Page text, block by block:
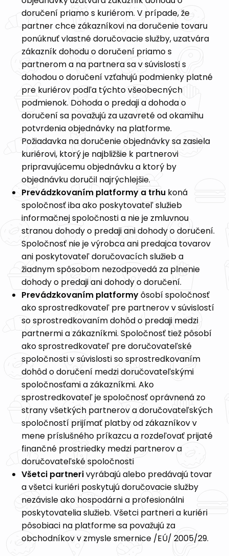
doručení priamo s kuriérom. V prípade, že
partner chce zákazníkovi na doručenie tovaru
ponúknuť vlastné doručovacie služby, uzatvára
zákazník dohodu o doručení priamo s
partnerom a na partnera sa v súvislosti s
dohodou o doručení vzťahujú podmienky platné
pre kuriérov podľa týchto všeobecných
podmienok. Dohoda o predaji a dohoda o
doručení sa považujú za uzavreté od okamihu
potvrdenia objednávky na platforme.
Požiadavka na doručenie objednávky sa zasiela
kuriérovi, ktorý je najbližšie k partnerovi
pripravujúcemu objednávku a ktorý by
objednávku doručil najrýchlejšie.
Prevádzkovaním platformy a trhu koná
spoločnosť iba ako poskytovateľ služieb
informačnej spoločnosti a nie je zmluvnou
stranou dohody o predaji ani dohody o doručení.
Spoločnosť nie je výrobca ani predajca tovarov
ani poskytovateľ doručovacích služieb a
žiadnym spôsobom nezodpovedá za plnenie
dohody o predaji ani dohody o doručení.
Prevádzkovaním platformyôsobí spoločnosť
ako sprostredkovateľ pre partnerov v súvislostí
so sprostredkovaním dohôd o predaji medzi
partnermi a zákazníkmi. Spoločnosť tiež pôsobí
ako sprostredkovateľ pre doručovateľské
spoločnosti v súvislosti so sprostredkovaním
dohôd o doručení medzi doručovateľskými
spoločnosťami a zákazníkmi. Ako
sprostredkovateľ je spoločnosť oprávnená zo
strany všetkých partnerov a doručovateľských
spoločností prijímať platby od zákazníkov v
mene príslušného príkazcu a rozdeľovať prijaté
finančné prostriedky medzi partnerov a
doručovateľské spoločnosti
Všetci partnerivyrábajú alebo predávajú tovar
a všetci kuriéri poskytujú doručovacie služby
nezávisle ako hospodárni a profesionálni
poskytovatelia služieb. Všetci partneri a kuriéri
pôsobiaci na platforme sa považujú za
obchodníkov v zmysle smernice /EÚ/ 2005/29.